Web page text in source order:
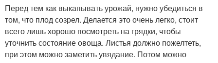
Перед тем как выкапывать урожай, нужно убедиться в
том, что плод созрел. Делается это очень легко, стоит
всего лишь хорошо посмотреть на грядки, чтобы
уточнить состояние овоща. Листья должно пожелтеть,
при этом можно заметить увядание. Потом можно